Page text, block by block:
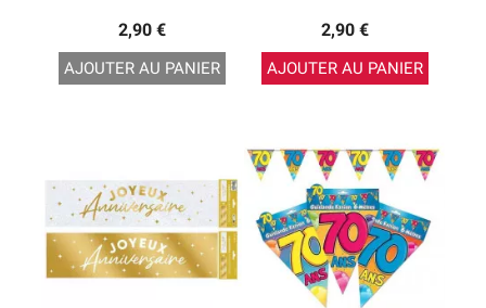
2,90 €
AJOUTER AU PANIER
2,90 €
AJOUTER AU PANIER